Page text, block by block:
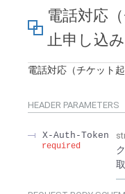
電話対応
止申し込
電話対応（チケット
HEADER PARAMETERS
X-Auth-Token
required